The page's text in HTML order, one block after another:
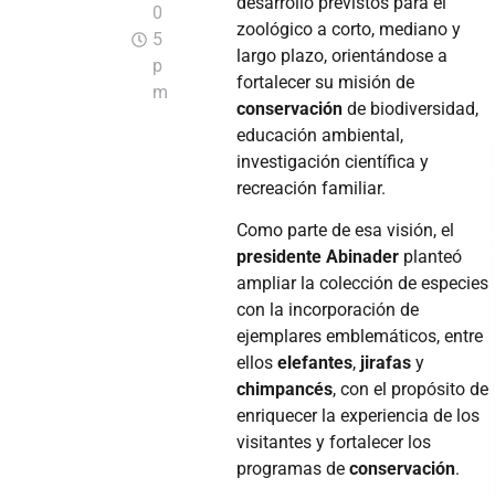
0
5
p
m
zoológico a corto, mediano y
largo plazo, orientándose a
fortalecer su misión de
conservación de biodiversidad,
educación ambiental,
investigación científica y
recreación familiar.
Como parte de esa visión, el
presidente Abinader planteó
ampliar la colección de especies
con la incorporación de
ejemplares emblemáticos, entre
elloselefantes, jirafas y
chimpancés, con el propósito de
enriquecer la experiencia de los
visitantes y fortalecer los
programas deconservación.